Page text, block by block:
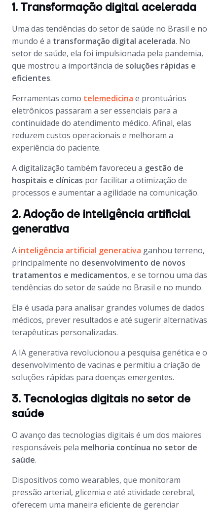
1. Transformação digital acelerada
Uma das tendências do setor de saúde no Brasil e no
mundo é a transformação digital acelerada. No
setor de saúde, ela foi impulsionada pela pandemia,
que mostrou a importância de soluções rápidas e
eficientes.
Ferramentas como telemedicina e prontuários
eletrônicos passaram a ser essenciais para a
continuidade do atendimento médico. Afinal, elas
reduzem custos operacionais e melhoram a
experiência do paciente.
A digitalização também favoreceu a gestão de
hospitais e clínicas por facilitar a otimização de
processos e aumentar a agilidade na comunicação.
2. Adoção de inteligência artificial
generativa
A inteligência artificial generativa ganhou terreno,
principalmente no desenvolvimento de novos
tratamentos e medicamentos, e se tornou uma das
tendências do setor de saúde no Brasil e no mundo.
Ela é usada para analisar grandes volumes de dados
médicos, prever resultados e até sugerir alternativas
terapêuticas personalizadas.
A IA generativa revolucionou a pesquisa genética e o
desenvolvimento de vacinas e permitiu a criação de
soluções rápidas para doenças emergentes.
3. Tecnologias digitais no setor de
saúde
O avanço das tecnologias digitais é um dos maiores
responsáveis pela melhoria contínua no setor de
saúde.
Dispositivos como wearables, que monitoram
pressão arterial, glicemia e até atividade cerebral,
oferecem uma maneira eficiente de gerenciar